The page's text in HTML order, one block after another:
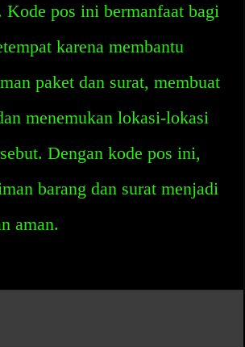
Kode pos ini bermanfaat bagi
karena membantu
paket dan surat, membuat
menemukan lokasi-lokasi
Dengan kode pos ini,
barang dan surat menjadi
aman.